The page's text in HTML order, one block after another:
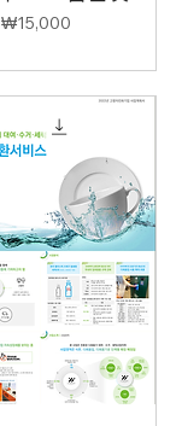
할인가
₩15,000